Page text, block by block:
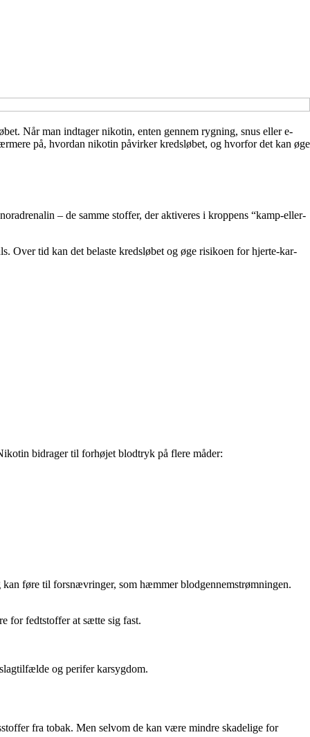
Når man indtager nikotin, enten gennem rygning, snus eller e-
på, hvordan nikotin påvirker kredsløbet, og hvorfor det kan øge
– de samme stoffer, der aktiveres i kroppens “kamp-eller-
Over tid kan det belaste kredsløbet og øge risikoen for hjerte-kar-
bidrager til forhøjet blodtryk på flere måder:
føre til forsnævringer, som hæmmer blodgennemstrømningen.
for fedtstoffer at sætte sig fast.
og perifer karsygdom.
fra tobak. Men selvom de kan være mindre skadelige for